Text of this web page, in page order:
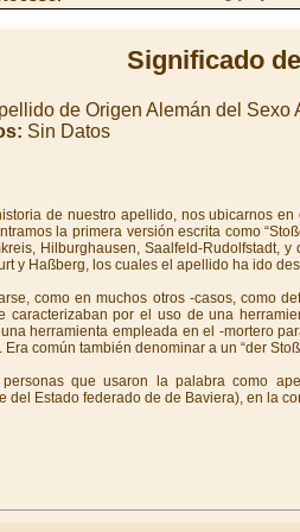
Significado
de Origen Alemán del Sexo
Sin Datos
de nuestro apellido, nos ubicarnos
la primera versión escrita como
Hilburghausen, Saalfeld-Rudolfstadt,
y Haßberg, los cuales el apellido ha ido
como en muchos otros -casos, como
caracterizaban por el uso de una
herramienta empleada en el -mortero
común también denominar a un “der
que usaron la palabra como
del Estado federado de de Baviera), en la